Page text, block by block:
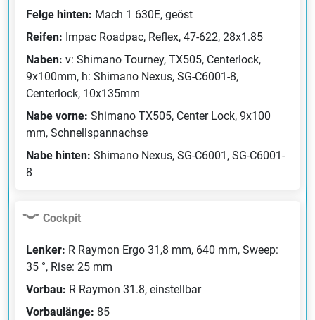
Felge hinten: Mach 1 630E, geöst
Reifen: Impac Roadpac, Reflex, 47-622, 28x1.85
Naben: v: Shimano Tourney, TX505, Centerlock,
9x100mm, h: Shimano Nexus, SG-C6001-8,
Centerlock, 10x135mm
Nabe vorne: Shimano TX505, Center Lock, 9x100
mm, Schnellspannachse
Nabe hinten: Shimano Nexus, SG-C6001, SG-C6001-
8
Cockpit
Lenker: R Raymon Ergo 31,8 mm, 640 mm, Sweep:
35 °, Rise: 25 mm
Vorbau: R Raymon 31.8, einstellbar
Vorbaulänge: 85